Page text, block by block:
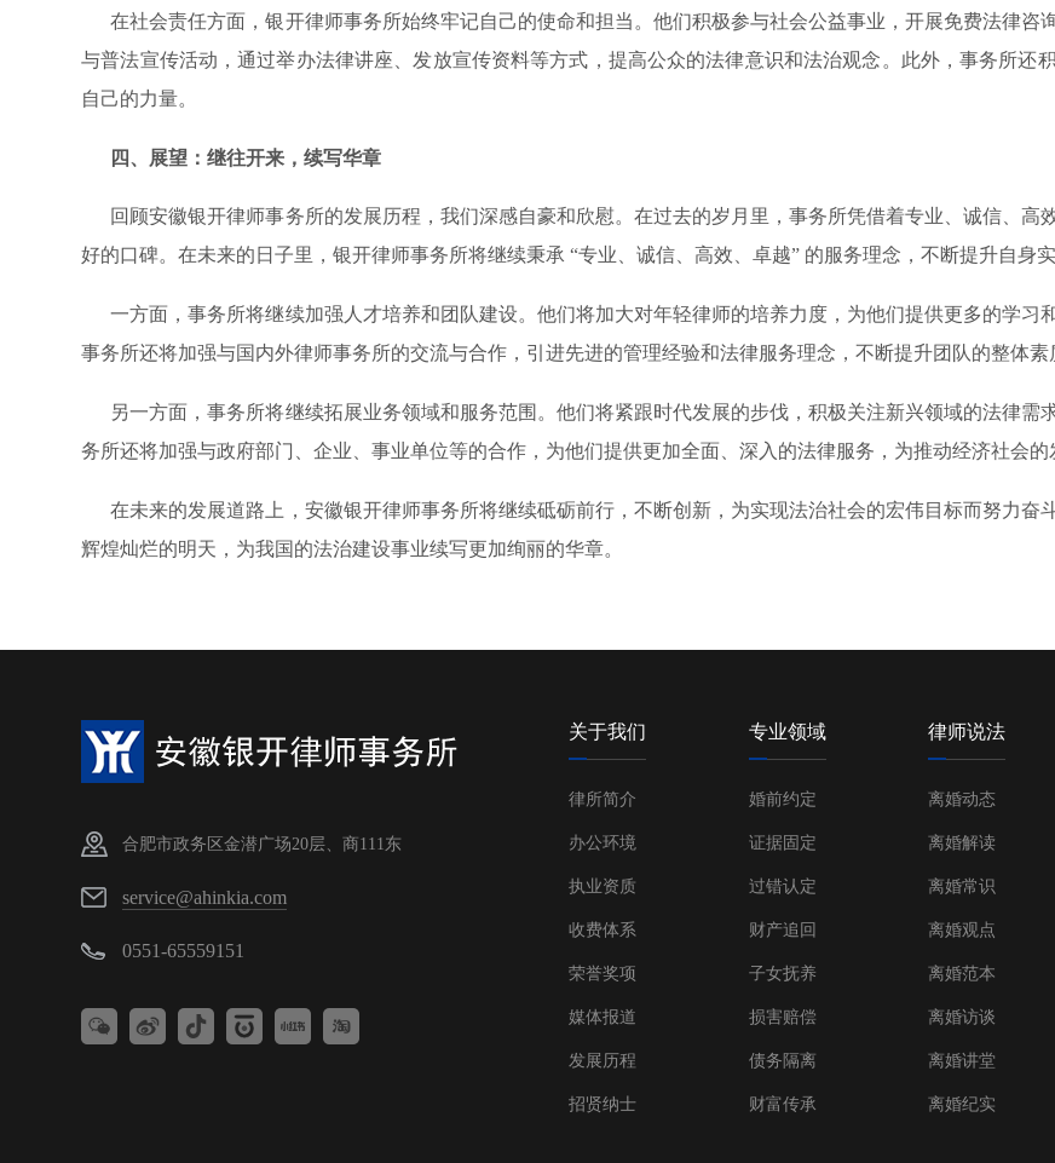
在社会责任方面，银开律师事务所始终牢记自己的使命和担当。他们积极参与社会公益事业，开展免费法律咨
与普法宣传活动，通过举办法律讲座、发放宣传资料等方式，提高公众的法律意识和法治观念。此外，事务所还
自己的力量。
四、展望：继往开来，续写华章
回顾安徽银开律师事务所的发展历程，我们深感自豪和欣慰。在过去的岁月里，事务所凭借着专业、诚信、高
好的口碑。在未来的日子里，银开律师事务所将继续秉承 “专业、诚信、高效、卓越” 的服务理念，不断提升自身
一方面，事务所将继续加强人才培养和团队建设。他们将加大对年轻律师的培养力度，为他们提供更多的学习
事务所还将加强与国内外律师事务所的交流与合作，引进先进的管理经验和法律服务理念，不断提升团队的整体素
另一方面，事务所将继续拓展业务领域和服务范围。他们将紧跟时代发展的步伐，积极关注新兴领域的法律需
务所还将加强与政府部门、企业、事业单位等的合作，为他们提供更加全面、深入的法律服务，为推动经济社会的
在未来的发展道路上，安徽银开律师事务所将继续砥砺前行，不断创新，为实现法治社会的宏伟目标而努力奋
辉煌灿烂的明天，为我国的法治建设事业续写更加绚丽的华章。
合肥市政务区金潜广场20层、商111东
service@ahinkia.com
0551-65559151
关于我们
律所简介
办公环境
执业资质
收费体系
荣誉奖项
媒体报道
发展历程
招贤纳士
专业领域
婚前约定
证据固定
过错认定
财产追回
子女抚养
损害赔偿
债务隔离
财富传承
律师说法
离婚动态
离婚解读
离婚常识
离婚观点
离婚范本
离婚访谈
离婚讲堂
离婚纪实